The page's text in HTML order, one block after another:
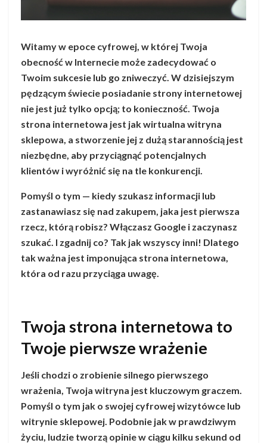
Witamy w epoce cyfrowej, w której Twoja
obecność w Internecie może zadecydować o
Twoim sukcesie lub go zniweczyć. W dzisiejszym
pędzącym świecie posiadanie strony internetowej
nie jest już tylko opcją; to konieczność. Twoja
strona internetowa jest jak wirtualna witryna
sklepowa, a stworzenie jej z dużą starannością jest
niezbędne, aby przyciągnąć potencjalnych
klientów i wyróżnić się na tle konkurencji.
Pomyśl o tym — kiedy szukasz informacji lub
zastanawiasz się nad zakupem, jaka jest pierwsza
rzecz, którą robisz? Włączasz Google i zaczynasz
szukać. I zgadnij co? Tak jak wszyscy inni! Dlatego
tak ważna jest imponująca strona internetowa,
która od razu przyciąga uwagę.
Twoja strona internetowa to
Twoje pierwsze wrażenie
Jeśli chodzi o zrobienie silnego pierwszego
wrażenia, Twoja witryna jest kluczowym graczem.
Pomyśl o tym jak o swojej cyfrowej wizytówce lub
witrynie sklepowej. Podobnie jak w prawdziwym
życiu, ludzie tworzą opinie w ciągu kilku sekund od